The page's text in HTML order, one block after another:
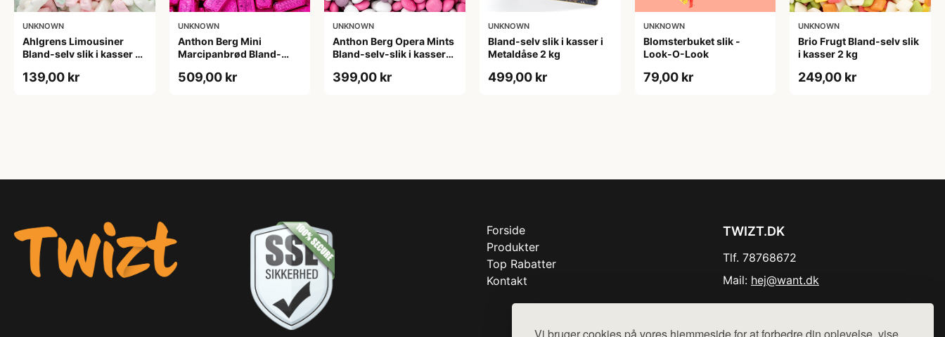
UNKNOWN
Ahlgrens Limousiner
Bland-selv slik i kasser 1
139,00 kr
UNKNOWN
Anthon Berg Mini
Marcipanbrød Bland-
509,00 kr
UNKNOWN
Anthon Berg Opera Mints
Bland-selv-slik i kasser
399,00 kr
UNKNOWN
Bland-selv slik i kasser i
Metaldåse 2 kg
499,00 kr
UNKNOWN
Blomsterbuket slik -
Look-O-Look
79,00 kr
UNKNOWN
Brio Frugt Bland-selv slik
i kasser 2 kg
249,00 kr
Forside
Produkter
Top Rabatter
Kontakt
TWIZT.DK
Tlf. 78768672
Mail: hej@want.dk